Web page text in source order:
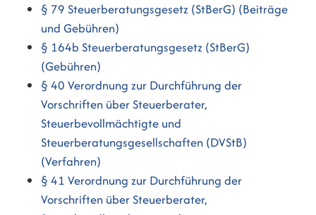
§ 79 Steuerberatungsgesetz (StBerG) (Beiträge
und Gebühren)
§ 164b Steuerberatungsgesetz (StBerG)
(Gebühren)
§ 40 Verordnung zur Durchführung der
Vorschriften über Steuerberater,
Steuerbevollmächtigte und
Steuerberatungsgesellschaften (DVStB)
(Verfahren)
§ 41 Verordnung zur Durchführung der
Vorschriften über Steuerberater,